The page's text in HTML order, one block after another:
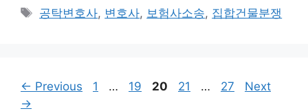
Tags
공탁변호사, 변호사, 보험사소송, 집합건물분쟁
← Previous Page
1 … Page
19 Page
20 Page
21 … Page
27
Next
→